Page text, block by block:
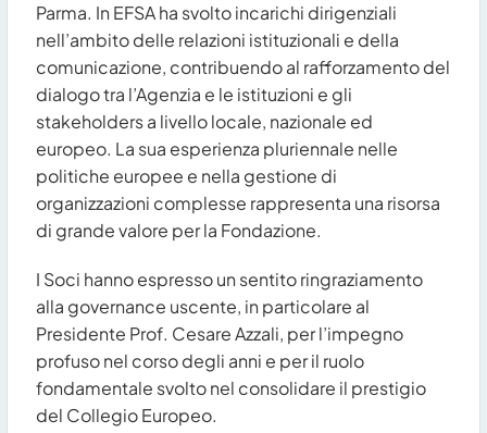
Parma. In EFSA ha svolto incarichi dirigenziali
nell’ambito delle relazioni istituzionali e della
comunicazione, contribuendo al rafforzamento del
dialogo tra l’Agenzia e le istituzioni e gli
stakeholders a livello locale, nazionale ed
europeo. La sua esperienza pluriennale nelle
politiche europee e nella gestione di
organizzazioni complesse rappresenta una risorsa
di grande valore per la Fondazione.
I Soci hanno espresso un sentito ringraziamento
alla governance uscente, in particolare al
Presidente Prof. Cesare Azzali, per l’impegno
profuso nel corso degli anni e per il ruolo
fondamentale svolto nel consolidare il prestigio
del Collegio Europeo.